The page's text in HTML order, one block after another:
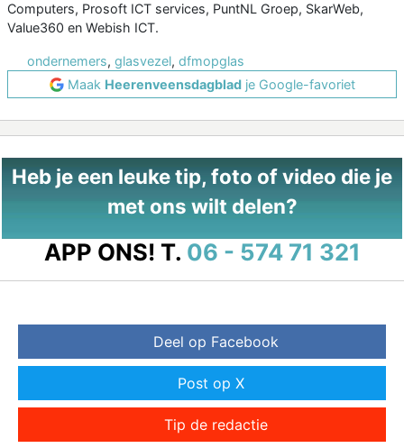
Computers, Prosoft ICT services, PuntNL Groep, SkarWeb,
Value360 en Webish ICT.
ondernemers, glasvezel, dfmopglas
Maak Heerenveensdagbladje Google-favoriet
Heb je een leuke tip, foto of video die je
met ons wilt delen?
APP ONS! T. 06 - 574 71 321
Deel op Facebook
Post op X
Tip de redactie